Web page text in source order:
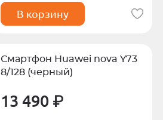
В корзину
Смартфон Huawei nova Y73
8/128 (черный)
13 490 ₽